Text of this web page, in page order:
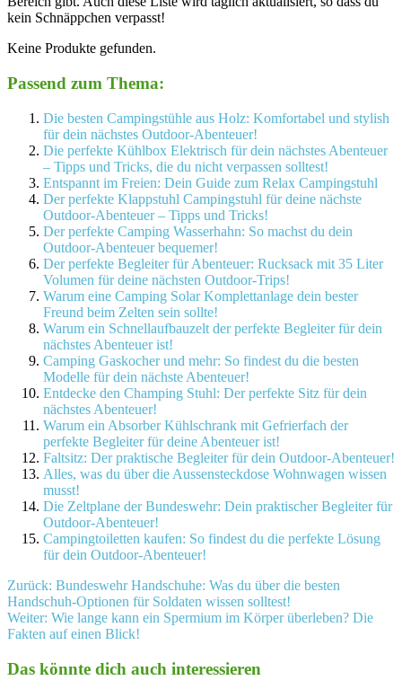
kein Schnäppchen verpasst!
Keine Produkte gefunden.
Passend zum Thema:
Die besten Campingstühle aus Holz: Komfortabel und stylish
für dein nächstes Outdoor-Abenteuer!
Die perfekte Kühlbox Elektrisch für dein nächstes Abenteuer
– Tipps und Tricks, die du nicht verpassen solltest!
Entspannt im Freien: Dein Guide zum Relax Campingstuhl
Der perfekte Klappstuhl Campingstuhl für deine nächste
Outdoor-Abenteuer – Tipps und Tricks!
Der perfekte Camping Wasserhahn: So machst du dein
Outdoor-Abenteuer bequemer!
Der perfekte Begleiter für Abenteuer: Rucksack mit 35 Liter
Volumen für deine nächsten Outdoor-Trips!
Warum eine Camping Solar Komplettanlage dein bester
Freund beim Zelten sein sollte!
Warum ein Schnellaufbauzelt der perfekte Begleiter für dein
nächstes Abenteuer ist!
Camping Gaskocher und mehr: So findest du die besten
Modelle für dein nächste Abenteuer!
Entdecke den Champing Stuhl: Der perfekte Sitz für dein
nächstes Abenteuer!
Warum ein Absorber Kühlschrank mit Gefrierfach der
perfekte Begleiter für deine Abenteuer ist!
Faltsitz: Der praktische Begleiter für dein Outdoor-Abenteuer!
Alles, was du über die Aussensteckdose Wohnwagen wissen
musst!
Die Zeltplane der Bundeswehr: Dein praktischer Begleiter für
Outdoor-Abenteuer!
Campingtoiletten kaufen: So findest du die perfekte Lösung
für dein Outdoor-Abenteuer!
Beitragsnavigation
Zurück: Bundeswehr Handschuhe: Was du über die besten
Handschuh-Optionen für Soldaten wissen solltest!
Weiter: Wie lange kann ein Spermium im Körper überleben? Die
Fakten auf einen Blick!
Das könnte dich auch interessieren